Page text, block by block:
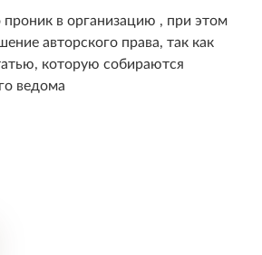
проник в организацию , при этом
авторского права, так как
которую собираются
ведома